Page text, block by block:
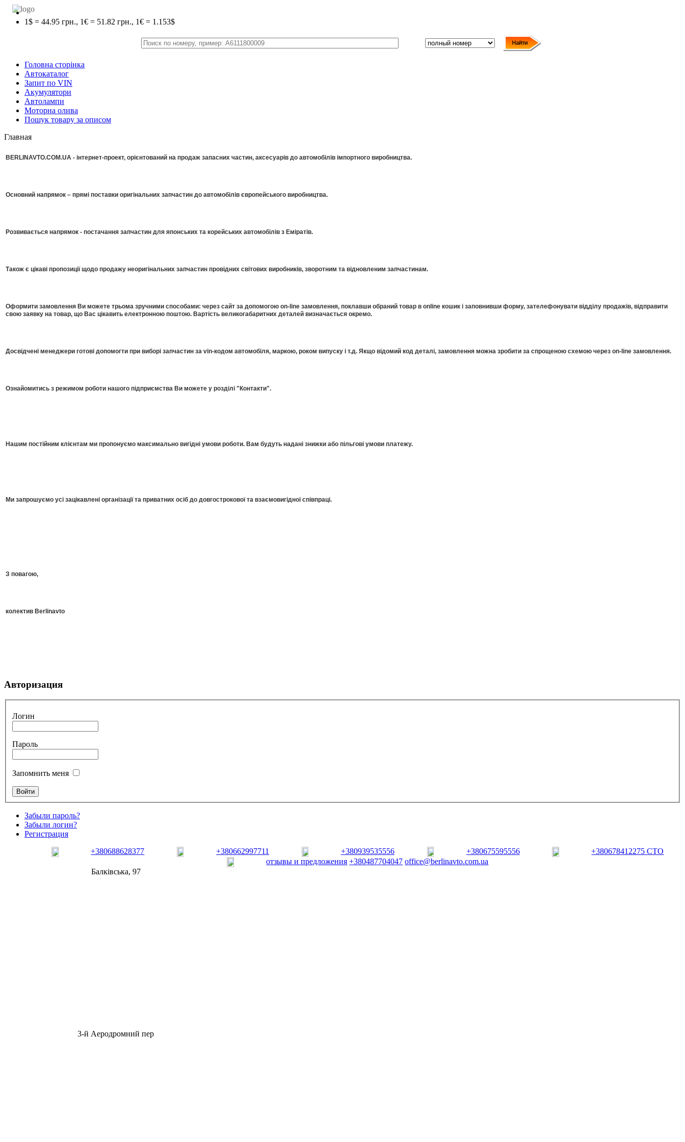
1$ = 44.95 грн., 1€ = 51.82 грн., 1€ = 1.153$
Головна сторінка
Автокаталог
Запит по VIN
Акумулятори
Автолампи
Моторна олива
Пошук товару за описом
Главная
BERLINAVTO.COM.UA - інтернет-проект, орієнтований на продаж запасних частин, аксесуарів до автомобілів імпортного виробництва.
Основний напрямок – прямі поставки оригінальних запчастин до автомобілів європейського виробництва.
Розвивається напрямок - постачання запчастин для японських та корейських автомобілів з Еміратів.
Також є цікаві пропозиції щодо продажу неоригінальних запчастин провідних світових виробників, зворотним та відновленим запчастинам.
Оформити замовлення Ви можете трьома зручними способами: через сайт за допомогою on-line замовлення, поклавши обраний товар в online кошик і заповнивши форму, зателефонувати відділу продажів, відправити
свою заявку на товар, що Вас цікавить електронною поштою. Вартість великогабаритних деталей визначається окремо.
Досвідчені менеджери готові допомогти при виборі запчастин за vin-кодом автомобіля, маркою, роком випуску і т.д. Якщо відомий код деталі, замовлення можна зробити за спрощеною схемою через on-line замовлення.
Ознайомитись з режимом роботи нашого підприємства Ви можете у розділі "Контакти".
Нашим постійним клієнтам ми пропонуємо максимально вигідні умови роботи. Вам будуть надані знижки або пільгові умови платежу.
Ми запрошуємо усі зацікавлені організації та приватних осіб до довгострокової та взаємовигідної співпраці.
З повагою,
колектив Berlinavto
Авторизация
Логин
Пароль
Запомнить меня
Забыли пароль?
Забыли логин?
Регистрация
+380688628377
+380662997711 +380939535556 +380675595556
+380678412275 СТО
отзывы и предложения +380487704047 office@berlinavto.com.ua
Балківська, 97
3-й Аеродромний пер